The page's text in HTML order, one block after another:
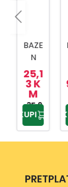
BAZE
122X2
3CM
PAW
PATR
OL
25,1
3 K
M
35,9
0 KM
KUPI